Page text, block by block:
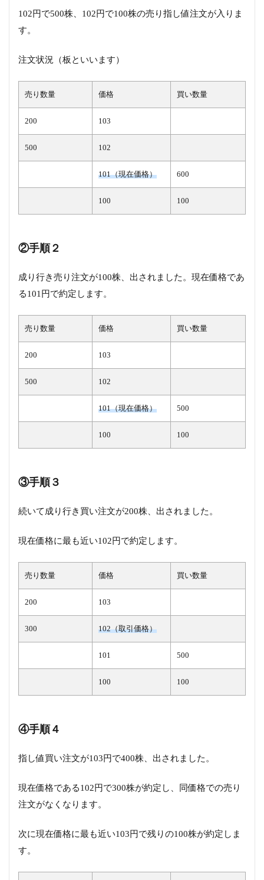
102円で500株、102円で100株の売り指し値注文が入りま
す。
注文状況（板といいます）
売り数量 価格 買い数量
200 103
500 102
101（現在価格） 600
100 100
②手順２
成り行き売り注文が100株、出されました。現在価格であ
る101円で約定します。
売り数量 価格 買い数量
200 103
500 102
101（現在価格） 500
100 100
③手順３
続いて成り行き買い注文が200株、出されました。
現在価格に最も近い102円で約定します。
売り数量 価格 買い数量
200 103
300 102（取引価格）
101 500
100 100
④手順４
指し値買い注文が103円で400株、出されました。
現在価格である102円で300株が約定し、同価格での売り
注文がなくなります。
次に現在価格に最も近い103円で残りの100株が約定しま
す。